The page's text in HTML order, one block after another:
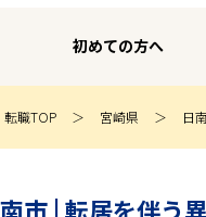
初めての方へ
転職TOP 宮崎県 日
市 | 転居を伴う